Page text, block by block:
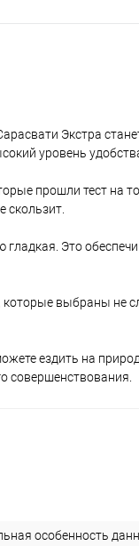
Экстра
уровень
прошли тест на
скользит.
Это
выбраны не
ездить на
совершенствования.
особенность